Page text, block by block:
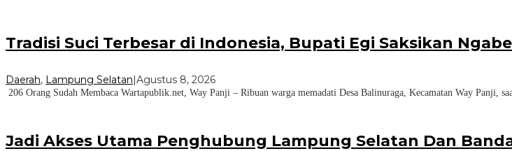
Tradisi Suci Terbesar di Indonesia, Bupati Egi Saksikan
Daerah, Lampung Selatan|Agustus 8, 2026
206 Orang Sudah Membaca Wartapublik.net, Way Panji – Ribuan warga memadati Desa Balinuraga, Kecamatan Way Panji,
Jadi Akses Utama Penghubung Lampung Selatan Dan